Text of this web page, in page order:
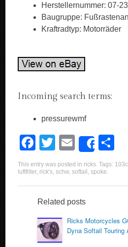
Herstellernummer: 07-
Baugruppe:
Kraftradtyp: Motorräder
Incoming search terms:
pressurewmf
F
a
c
e
b
o
o
T
wi
tt
er
E
m
ail
Share
h
e
This entry was posted in ricks. Tags:
luftfilter, rick's,schw,softail ,spoke.
Related posts
Ricks Motorcycles
Dyna Softail Touring